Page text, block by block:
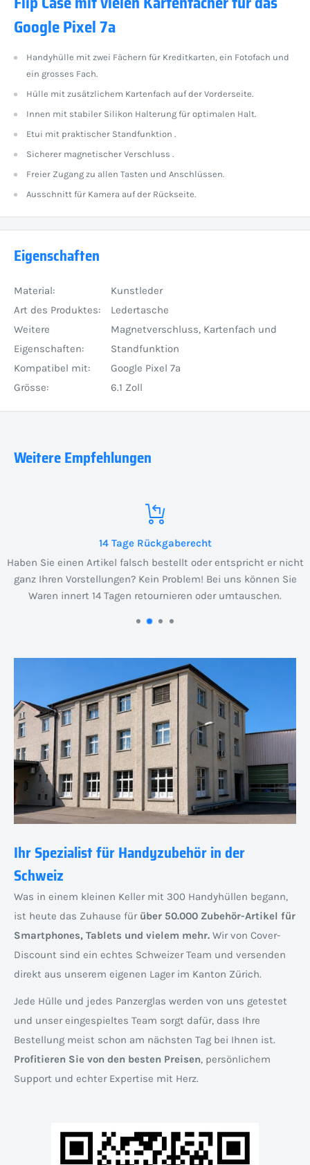
Google Pixel 7a
Handyhülle mit zwei Fächern für Kreditkarten, ein Fotofach und
ein grosses Fach.
Hülle mit zusätzlichem Kartenfach auf der Vorderseite.
Innen mit stabiler Silikon Halterung für optimalen Halt.
Etui mit praktischer Standfunktion .
Sicherer magnetischer Verschluss .
Freier Zugang zu allen Tasten und Anschlüssen.
Ausschnitt für Kamera auf der Rückseite.
Eigenschaften
Material:
Kunstleder
Art des Produktes:
Ledertasche
Weitere
Eigenschaften:
Magnetverschluss, Kartenfach und
Standfunktion
Kompatibel mit:
Google Pixel 7a
Grösse:
6.1 Zoll
Weitere Empfehlungen
14 Tage Rückgaberecht
Haben Sie einen Artikel falsch bestellt oder entspricht er nicht
ganz Ihren Vorstellungen? Kein Problem! Bei uns können Sie
Waren innert 14 Tagen retournieren oder umtauschen.
Ihr Spezialist für Handyzubehör in der
Schweiz
Was in einem kleinen Keller mit 300 Handyhüllen begann,
ist heute das Zuhause für über 50.000 Zubehör-Artikel für
Smartphones, Tablets und vielem mehr. Wir von Cover-
Discount sind ein echtes Schweizer Team und versenden
direkt aus unserem eigenen Lager im Kanton Zürich.
Jede Hülle und jedes Panzerglas werden von uns getestet
und unser eingespieltes Team sorgt dafür, dass Ihre
Bestellung meist schon am nächsten Tag bei Ihnen ist.
Profitieren Sie von den besten Preisen, persönlichem
Support und echter Expertise mit Herz.